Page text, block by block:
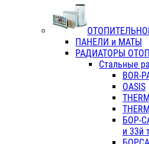
ПАНЕЛИ и МАТЫ
РАДИАТОРЫ
Стальные
BOR-
OASIS
БОР-
и 33й